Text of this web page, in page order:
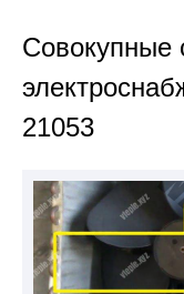
Совокупные
21053